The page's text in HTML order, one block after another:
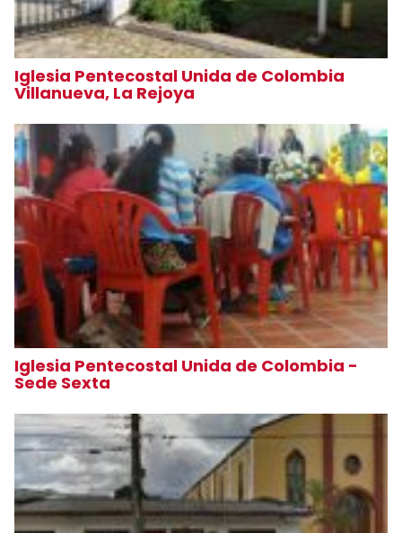
Iglesia Pentecostal Unida de Colombia
Villanueva, La Rejoya
Iglesia Pentecostal Unida de Colombia -
Sede Sexta